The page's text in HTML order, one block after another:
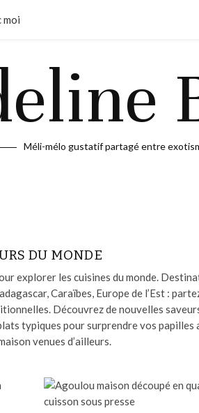
moi
Méli-mélo gustatif partagé entre
DU MONDE
explorer les cuisines du monde.
Caraïbes, Europe de l’Est :
Découvrez de nouvelles
typiques pour surprendre vos papilles
venues d’ailleurs.